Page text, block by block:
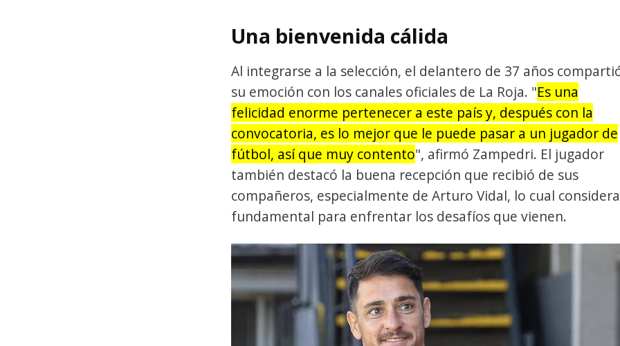
Una bienvenida cálida
Al integrarse a la selección, el delantero de 37 años
su emoción con los canales oficiales de La Roja. "Es una
felicidad enorme pertenecer a este país y, después con la
convocatoria, es lo mejor que le puede pasar a un jugador de
fútbol, así que muy contento", afirmó Zampedri. El jugador
también destacó la buena recepción que recibió de sus
compañeros, especialmente de Arturo Vidal, lo cual considera
fundamental para enfrentar los desafíos que vienen.